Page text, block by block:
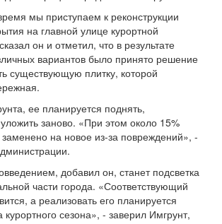
мы приступаем к реконструкции
на главной улице курортной
он и отметил, что в результате
вариантов было принято решение
существующую плитку, которой
ее планируется поднять,
заново. «При этом около 15%
на новое из-за повреждений», -
добавил он, станет подсветка
части города. «Соответствующий
а реализовать его планируется
курортного сезона», - заверил Имгрунт,